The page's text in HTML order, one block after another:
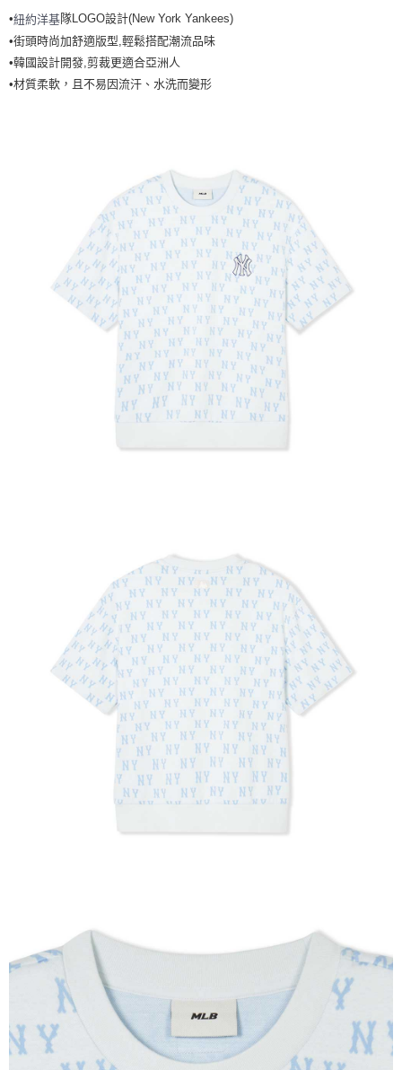
全家取貨<不支援離島取退>
每筆NT$60，滿NT$499(含以上)免運費
7-11取貨付款<未取貨列黑名單/不支援離島取退>
每筆NT$80，滿NT$699(含以上)免運費
•紐約洋基隊LOGO設計(New York Yankees)
•街頭時尚加舒適版型,輕鬆搭配潮流品味
•韓國設計開發,剪裁更適合亞洲人
•材質柔軟，且不易因流汗、水洗而變形